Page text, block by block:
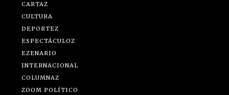
CARTAZ
CULTURA
DEPORTEZ
ESPECTÁCULOZ
EZENARIO
INTERNACIONAL
COLUMNAZ
ZOOM POLÍTICO